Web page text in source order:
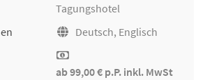
Tagungshotel
Deutsch, Englisch
ab 99,00 € p.P. inkl. MwSt